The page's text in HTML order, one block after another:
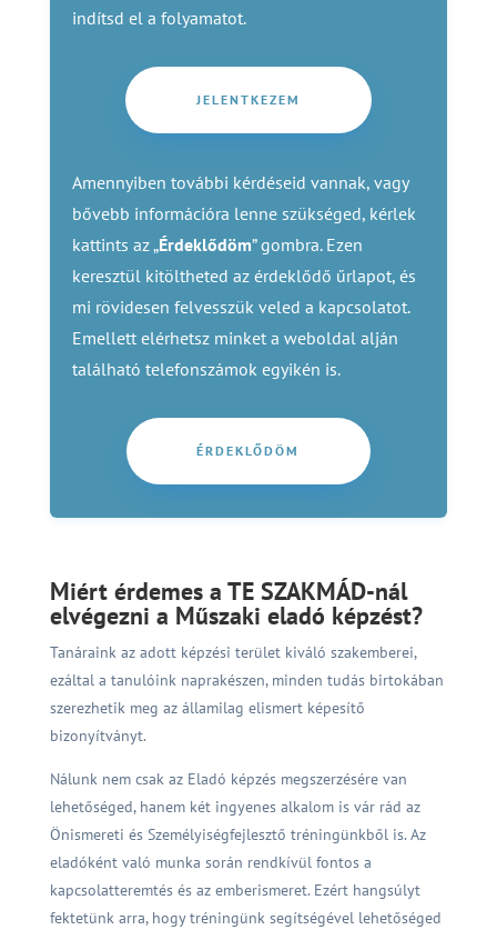
indítsd el a folyamatot.
JELENTKEZEM
Amennyiben további kérdéseid vannak, vagy
bővebb információra lenne szükséged, kérlek
kattints az „Érdeklődöm” gombra. Ezen
keresztül kitöltheted az érdeklődő űrlapot, és
mi rövidesen felvesszük veled a kapcsolatot.
Emellett elérhetsz minket a weboldal alján
található telefonszámok egyikén is.
ÉRDEKLŐDÖM
Miért érdemes a TE SZAKMÁD-nál
elvégezni a Műszaki eladó képzést?
Tanáraink az adott képzési terület kiváló szakemberei,
ezáltal a tanulóink naprakészen, minden tudás birtokában
szerezhetik meg az államilag elismert képesítő
bizonyítványt.
Nálunk nem csak az Eladó képzés megszerzésére van
lehetőséged, hanem két ingyenes alkalom is vár rád az
Önismereti és Személyiségfejlesztő tréningünkből is. Az
eladóként való munka során rendkívül fontos a
kapcsolatteremtés és az emberismeret. Ezért hangsúlyt
fektetünk arra, hogy tréningünk segítségével lehetőséged